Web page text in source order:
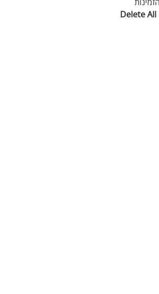
Delete All